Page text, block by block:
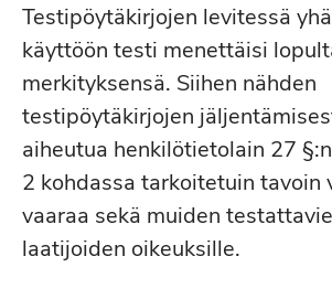
Testipöytäkirjojen levitessä
käyttöön testi menettäisi
merkityksensä. Siihen nähden
testipöytäkirjojen
aiheutua henkilötietolain 27
2 kohdassa tarkoitetuin tavoin
vaaraa sekä muiden
laatijoiden oikeuksille.